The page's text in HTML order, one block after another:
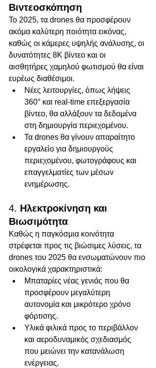
Βιντεοσκόπηση
Το 2025, τα drones θα προσφέρουν
ακόμα καλύτερη ποιότητα εικόνας,
καθώς οι κάμερες υψηλής ανάλυσης, οι
δυνατότητες 8K βίντεο και οι
αισθητήρες χαμηλού φωτισμού θα είναι
ευρέως διαθέσιμοι.
Νέες λειτουργίες, όπως λήψεις
360° και real-time επεξεργασία
βίντεο, θα αλλάξουν τα δεδομένα
στη δημιουργία περιεχομένου.
Τα drones θα γίνουν απαραίτητο
εργαλείο για δημιουργούς
περιεχομένου, φωτογράφους και
επαγγελματίες των μέσων
ενημέρωσης.
4. Ηλεκτροκίνηση και
Βιωσιμότητα
Καθώς η παγκόσμια κοινότητα
στρέφεται προς τις βιώσιμες λύσεις, τα
drones του 2025 θα ενσωματώνουν πιο
οικολογικά χαρακτηριστικά:
Μπαταρίες νέας γενιάς που θα
προσφέρουν μεγαλύτερη
αυτονομία και μικρότερο χρόνο
φόρτισης.
Υλικά φιλικά προς το περιβάλλον
και αεροδυναμικός σχεδιασμός
που μειώνει την κατανάλωση
ενέργειας.